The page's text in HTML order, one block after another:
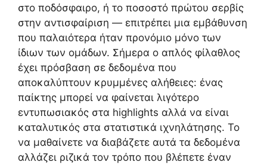
στο ποδόσφαιρο, ή το ποσοστό πρώτου σερβίς
στην αντισφαίριση — επιτρέπει μια εμβάθυνση
που παλαιότερα ήταν προνόμιο μόνο των
ίδιων των ομάδων. Σήμερα ο απλός φίλαθλος
έχει πρόσβαση σε δεδομένα που
αποκαλύπτουν κρυμμένες αλήθειες: ένας
παίκτης μπορεί να φαίνεται λιγότερο
εντυπωσιακός στα highlights αλλά να είναι
καταλυτικός στα στατιστικά ιχνηλάτησης. Το
να μαθαίνετε να διαβάζετε αυτά τα δεδομένα
αλλάζει ριζικά τον τρόπο που βλέπετε έναν